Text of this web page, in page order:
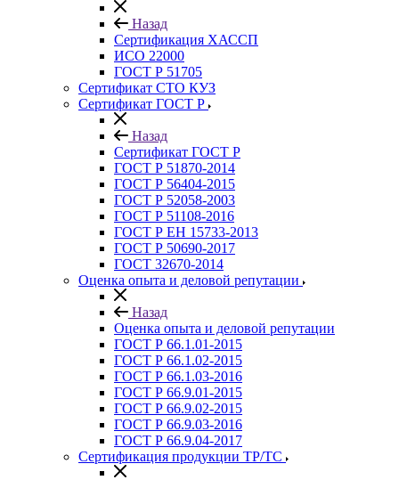
Назад
Сертификация ХАССП
ИСО 22000
ГОСТ Р 51705
Сертификат СТО КУЗ
Сертификат ГОСТ Р
Назад
Сертификат ГОСТ Р
ГОСТ Р 51870-2014
ГОСТ Р 56404-2015
ГОСТ Р 52058-2003
ГОСТ Р 51108-2016
ГОСТ Р ЕН 15733-2013
ГОСТ Р 50690-2017
ГОСТ 32670-2014
Оценка опыта и деловой репутации
Назад
Оценка опыта и деловой репутации
ГОСТ Р 66.1.01-2015
ГОСТ Р 66.1.02-2015
ГОСТ Р 66.1.03-2016
ГОСТ Р 66.9.01-2015
ГОСТ Р 66.9.02-2015
ГОСТ Р 66.9.03-2016
ГОСТ Р 66.9.04-2017
Сертификация продукции ТР/ТС